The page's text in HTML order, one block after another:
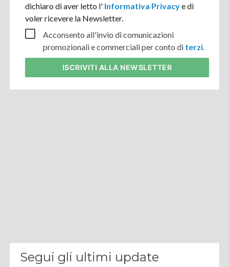
dichiaro di aver letto l' Informativa Privacye di
voler ricevere la Newsletter.
Acconsento all'invio di comunicazioni
promozionali e commerciali per conto di terzi.
ISCRIVITI ALLA NEWSLETTER
Segui gli ultimi update